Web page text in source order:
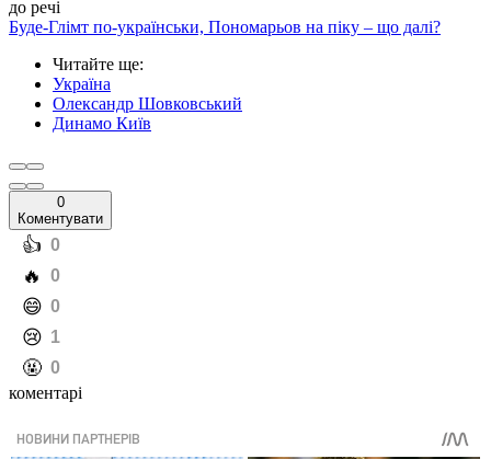
до речі
Буде-Глімт по-українськи, Пономарьов на піку – що далі?
Читайте ще:
Україна
Олександр Шовковський
Динамо Київ
0
Коментувати
️👍 0
️🔥 0
️😄 0
️😢 1
️🤬 0
коментарі